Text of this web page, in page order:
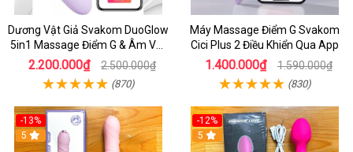
Dương Vật Giả Svakom DuoGlow
5in1 Massage Điểm G & Âm Vật
Điều Khiển App Thông Minh
2.200.000₫ 2.500.000₫
(870)
Máy Massage Điểm G Svakom
Cici Plus 2 Điều Khiển Qua App
1.400.000₫ 1.590.000₫
(830)
-13%
5
-12%
5